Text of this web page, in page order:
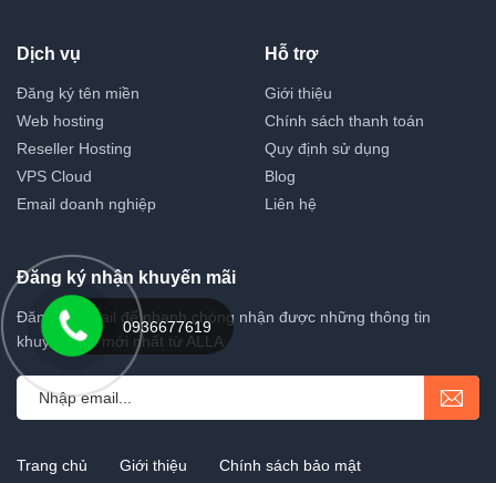
Dịch vụ
Đăng ký tên miền
Web hosting
Reseller Hosting
VPS Cloud
Email doanh nghiệp
Hỗ trợ
Giới thiệu
Chính sách thanh toán
Quy định sử dụng
Blog
Liên hệ
Đăng ký nhận khuyến mãi
Đăng ký email để nhanh chóng nhận được những thông tin
khuyến mãi mới nhất từ ALLA
Trang chủ Giới thiệu Chính sách bảo mật
0936677619